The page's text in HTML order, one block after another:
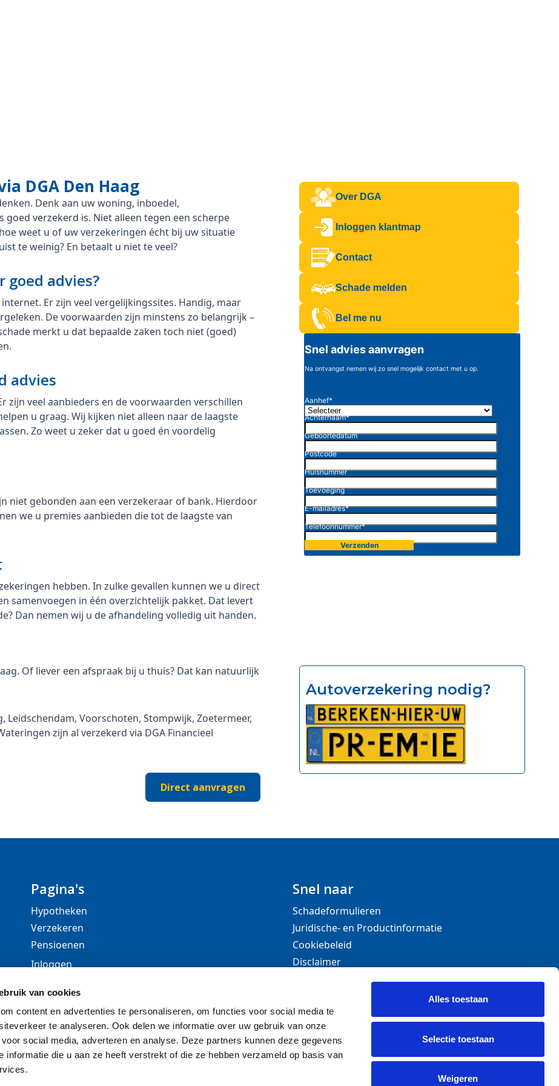
van cookies
content en advertenties te personaliseren, om functies voor social media te
te analyseren. Ook delen we informatie over uw gebruik van onze
social media, adverteren en analyse. Deze partners kunnen deze gegevens
informatie die u aan ze heeft verstrekt of die ze hebben verzameld op basis van
Alles toestaan
Selectie toestaan
Weigeren
DGA Den Haag
Denk aan uw woning, inboedel,
verzekerd is. Niet alleen tegen een scherpe
weet u of uw verzekeringen écht bij uw situatie
te weinig? En betaalt u niet te veel?
goed advies?
Er zijn veel vergelijkingssites. Handig, maar
De voorwaarden zijn minstens zo belangrijk –
merkt u dat bepaalde zaken toch niet (goed)
advies
zijn veel aanbieders en de voorwaarden verschillen
u graag. Wij kijken niet alleen naar de laagste
Zo weet u zeker dat u goed én voordelig
niet gebonden aan een verzekeraar of bank. Hierdoor
we u premies aanbieden die tot de laagste van
hebben. In zulke gevallen kunnen we u direct
samenvoegen in één overzichtelijk pakket. Dat levert
Dan nemen wij u de afhandeling volledig uit handen.
Of liever een afspraak bij u thuis? Dat kan natuurlijk
Leidschendam, Voorschoten, Stompwijk, Zoetermeer,
zijn al verzekerd via DGA Financieel
Direct aanvragen
Over DGA
Inloggen klantmap
Contact
Schade melden
Bel me nu
Autoverzekering nodig?
Pagina's
Hypotheken
Verzekeren
Pensioenen
Inloggen
Contact
Schade melden
Snel naar
Schadeformulieren
Juridische- en Productinformatie
Cookiebeleid
Disclaimer
Privacy statement
Toegankelijkheidsverklaring
Extra informatie
Tarieven
Dienstenwijzer